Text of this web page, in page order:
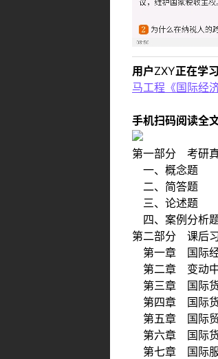
用户ZXY正在学
马工程《国际经
手机扫码阅读全
第一部分 考研
一、概念题
二、简答题
三、论述题
四、案例分析
第二部分 课后
第一章 国际
第二章 变动中
第三章 国际货
第四章 国际货
第五章 国际
第六章 国际货
第七章 国际服